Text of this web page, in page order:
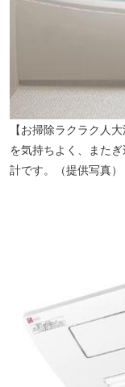
【お掃除ラクラク人
を気持ちよく、また
計です。（提供写真）